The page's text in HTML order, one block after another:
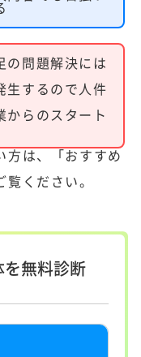
の問題解決には
生するので人件
からのスタート
方は、
「おすすめ
覧ください。
を無料診断